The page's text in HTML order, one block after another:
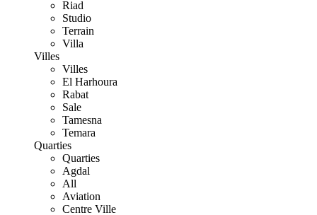
Riad
Studio
Terrain
Villa
Villes
Villes
El Harhoura
Rabat
Sale
Tamesna
Temara
Quarties
Quarties
Agdal
All
Aviation
Centre Ville